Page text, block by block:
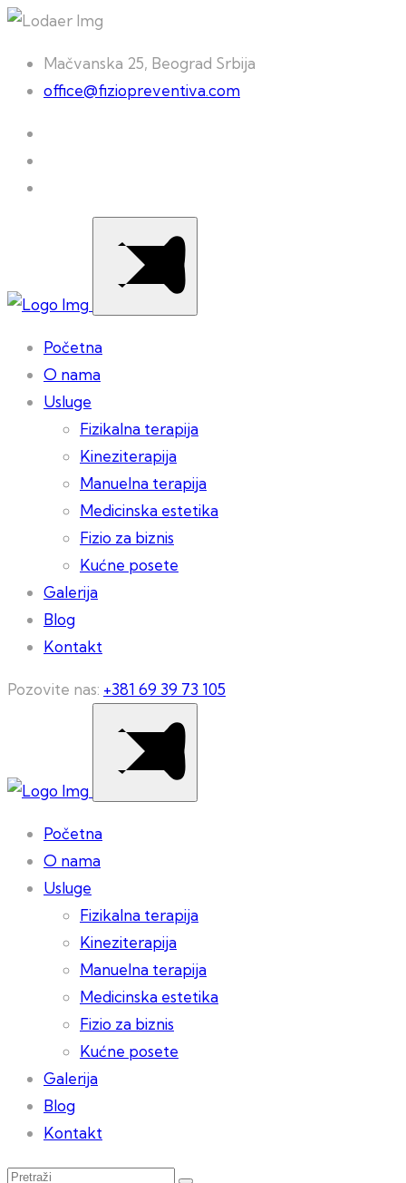
Mačvanska 25, Beograd Srbija
office@fiziopreventiva.com
Početna
O nama
Usluge
Fizikalna terapija
Kineziterapija
Manuelna terapija
Medicinska estetika
Fizio za biznis
Kućne posete
Galerija
Blog
Kontakt
Pozovite nas: +381 69 39 73 105
Početna
O nama
Usluge
Fizikalna terapija
Kineziterapija
Manuelna terapija
Medicinska estetika
Fizio za biznis
Kućne posete
Galerija
Blog
Kontakt